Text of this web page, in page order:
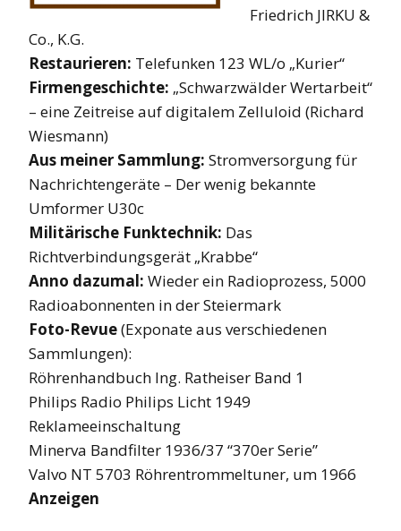
Friedrich JIRKU &
Co., K.G.
Restaurieren: Telefunken 123 WL/o „Kurier“
Firmengeschichte: „Schwarzwälder Wertarbeit“
– eine Zeitreise auf digitalem Zelluloid (Richard
Wiesmann)
Aus meiner Sammlung: Stromversorgung für
Nachrichtengeräte – Der wenig bekannte
Umformer U30c
Militärische Funktechnik: Das
Richtverbindungsgerät „Krabbe“
Anno dazumal: Wieder ein Radioprozess, 5000
Radioabonnenten in der Steiermark
Foto-Revue(Exponate aus verschiedenen
Sammlungen):
Röhrenhandbuch Ing. Ratheiser Band 1
Philips Radio Philips Licht 1949
Reklameeinschaltung
Minerva Bandfilter 1936/37 “370er Serie”
Valvo NT 5703 Röhrentrommeltuner, um 1966
Anzeigen